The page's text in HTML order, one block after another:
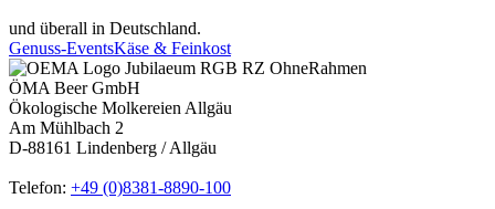
und überall in Deutschland.
Genuss-EventsKäse & Feinkost
ÖMA Beer GmbH
Ökologische Molkereien Allgäu
Am Mühlbach 2
D-88161 Lindenberg / Allgäu
Telefon: +49 (0)8381-8890-100